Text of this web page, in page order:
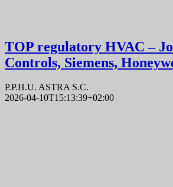
TOP regulatory HVAC –
Controls, Siemens,
P.P.H.U. ASTRA S.C.
2026-04-10T15:13:39+02:00